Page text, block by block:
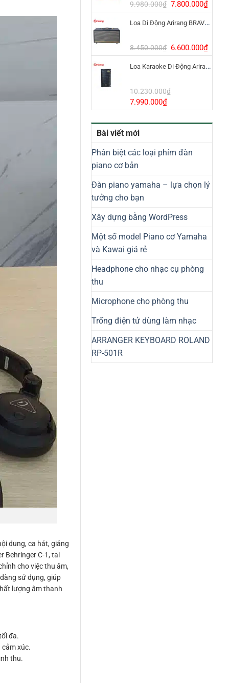
8.800.000₫.
9.980.000₫ Giá
gốc
là:
7.800.000₫Giá
hiện
tại
Loa Di Động Arirang BRAVO 8 800W Có Micro
8.450.000₫ Giá
gốc
là:
6.600.000₫Giá
hiện
tại
Loa Karaoke Di Động Arirang EDGE-X Model I
10.230.000₫
Giá
gốc
là:
10.230.000₫.
7.990.000₫Giá
hiện
tại
7.990.000₫.
Bài viết mới
Phân biệt các loại phím đàn
piano cơ bản
Đàn piano yamaha – lựa chọn lý
tưởng cho bạn
Xây dựng bằng WordPress
Một số model Piano cơ Yamaha
và Kawai giá rẻ
Headphone cho nhạc cụ phòng
thu
Microphone cho phòng thu
Trống điện tử dùng làm nhạc
ARRANGER KEYBOARD ROLAND
RP-501R
dung, ca hát, giảng
Behringer C-1, tai
cho việc thu âm,
sử dụng, giúp
lượng âm thanh
đa.
xúc.
thu.